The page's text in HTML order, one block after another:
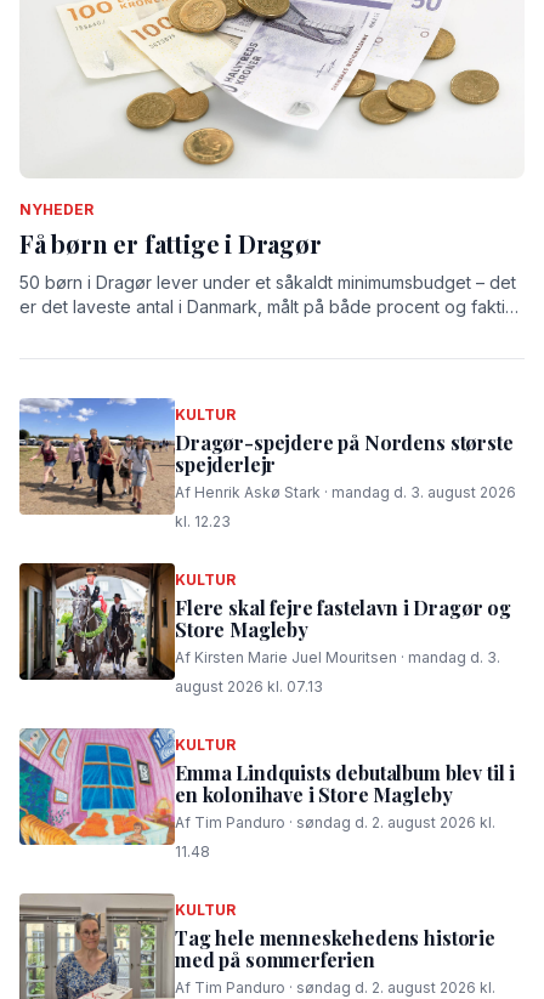
NYHEDER
Få børn er fattige i Dragør
50 børn i Dragør lever under et såkaldt minimumsbudget – det
er det laveste antal i Danmark, målt på både procent og faktisk
KULTUR
Dragør-spejdere på Nordens største
spejderlejr
Af Henrik Askø Stark · mandag d. 3. august 2026
kl. 12.23
KULTUR
Flere skal fejre fastelavn i Dragør og
Store Magleby
Af Kirsten Marie Juel Mouritsen · mandag d. 3.
august 2026 kl. 07.13
KULTUR
Emma Lindquists debutalbum blev til i
en kolonihave i Store Magleby
Af Tim Panduro · søndag d. 2. august 2026 kl.
11.48
KULTUR
Tag hele menneskehedens historie
med på sommerferien
Af Tim Panduro · søndag d. 2. august 2026 kl.